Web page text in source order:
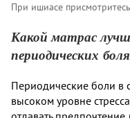
При ишиасе
Какой матрас
периодических
Периодические боли в
высоком уровне